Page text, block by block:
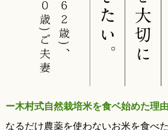
ー木村式自然栽培米を食ベ始めた理
なるだけ農薬を使わないお米を食べ